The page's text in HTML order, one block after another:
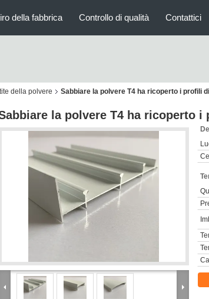
della fabbrica Controllo di qualità Contattici
della polvere Sabbiare la polvere T4 ha ricoperto i profili
la polvere T4 ha ricoperto